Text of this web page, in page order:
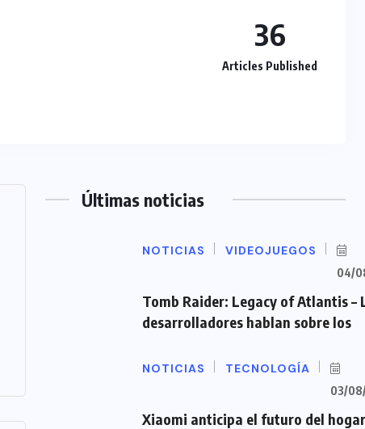
36
Articles Published
Últimas noticias
NOTICIAS VIDEOJUEGOS
04/
Tomb Raider: Legacy of Atlantis –
desarrolladores hablan sobre los
NOTICIAS TECNOLOGÍA
03/
Xiaomi anticipa el futuro del hogar